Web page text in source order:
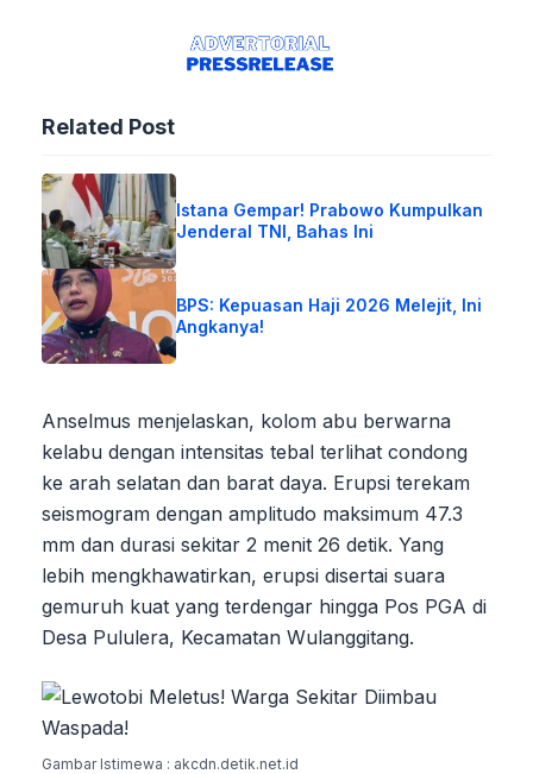
Related Post
Istana Gempar! Prabowo Kumpulkan
Jenderal TNI, Bahas Ini
BPS: Kepuasan Haji 2026 Melejit, Ini
Angkanya!
Anselmus menjelaskan, kolom abu berwarna
kelabu dengan intensitas tebal terlihat condong
ke arah selatan dan barat daya. Erupsi terekam
seismogram dengan amplitudo maksimum 47.3
mm dan durasi sekitar 2 menit 26 detik. Yang
lebih mengkhawatirkan, erupsi disertai suara
gemuruh kuat yang terdengar hingga Pos PGA di
Desa Pululera, Kecamatan Wulanggitang.
Gambar Istimewa : akcdn.detik.net.id